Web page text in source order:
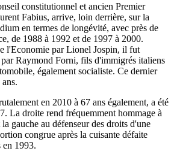
constitutionnel et ancien Premier
Fabius, arrive, loin derrière, sur la
en termes de longévité, avec près de
de 1988 à 1992 et de 1997 à 2000.
l'Economie par Lionel Jospin, il fut
Raymond Forni, fils d'immigrés italiens
également socialiste. Ce dernier
en 2010 à 67 ans également, a été
La droite rend fréquemment hommage à
gauche au défenseur des droits d'une
congrue après la cuisante défaite
en 1993.